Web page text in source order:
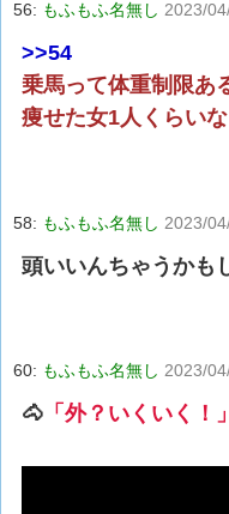
56: もふもふ名無し 2023/
>>54
乗馬って体重制限あ
痩せた女1人くらい
58: もふもふ名無し 2023/
頭いいんちゃうかも
60: もふもふ名無し 2023/
🐴 「外？いくいく！」